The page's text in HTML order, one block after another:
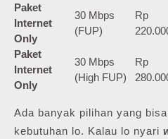
Paket
Internet
Only
30 Mbps
(FUP)
Rp
Paket
Internet
Only
30 Mbps
(High FUP)
Rp
Ada banyak pilihan yang
kebutuhan lo. Kalau lo nyari